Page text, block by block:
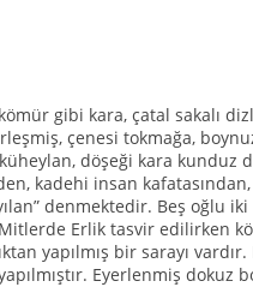
gibi kara, çatal sakalı
çenesi tokmağa,
küheylan, döşeği kara
kadehi insan
denmektedir. Beş oğlu
Erlik tasvir edilirken
yapılmış bir sarayı
Eyerlenmiş dokuz